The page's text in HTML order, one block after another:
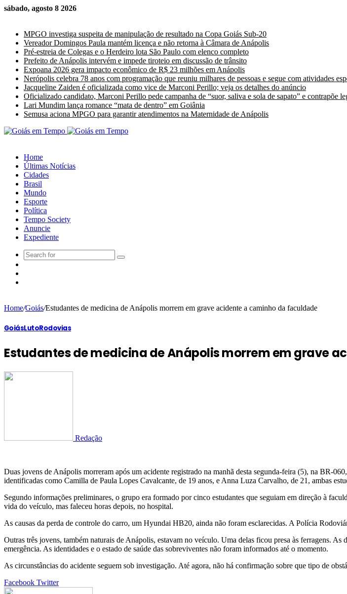
sábado, agosto 8 2026
MPGO investiga suspeita de manipulação de resultado na Copa Goiás Sub-20
Vereador Domingos Paula mantém licença e não retorna à Câmara de Anápolis
Pré-estreia de Colegas e o Herdeiro lota São Paulo com elenco completo
Prefeito de Anápolis intervém e impede tiroteio em discussão de trânsito
Expoana 2026 gera impacto econômico de R$ 23 milhões em Anápolis
Nerópolis celebra 78 anos com programação que reuniu milhares de pessoas e segue com atividades
Jacqueline Zaiden é oficializada como vice de Marconi Perillo; veja os detalhes do anúncio
Oficializado candidato, Marconi Perillo pede campanha de “suor, saliva e sola de sapato” e contrapõe
Lari Mundim lança romance “mata de dentro” em Goiânia
Semusa aciona MPGO para garantir atendimentos na Maternidade de Anápolis
Home
Últimas Notícias
Cidades
Brasil
Mundo
Esporte
Política
Tempo Society
Anuncie
Expediente
Home/Goiás/Estudantes de medicina de Anápolis morrem em grave acidente a caminho da faculdade
GoiásLutoRodovias
Estudantes de medicina de Anápolis morrem em grave
Redação
Duas jovens de Anápolis morreram após um acidente registrado na manhã desta segunda-feira (5), na BR-
identificadas como Camilla de Paula Lopes Cavalcante, de 19 anos, e Anna Luza Carvalho, de 21, ambas
Segundo informações preliminares, o grupo era formado por cinco estudantes que seguiam em direção à
vida do veículo, mas faleceu horas depois, no hospital.
As causas da perda de controle do carro, um Hyundai HB20, ainda não foram esclarecidas. A Polícia
Outras três jovens, também naturais de Anápolis, estavam no veículo. Uma delas ficou presa às ferragens.
emergência. As identidades e o estado de saúde das sobreviventes não foram informados até o momento.
As circunstâncias do acidente seguem sob investigação. Até agora, não há confirmação sobre que tipo de
Facebook TwitterGoogle+
LinkedIn
StumbleUpon
Tumblr
Pinterest
Reddit
VKontakte
Share
Print